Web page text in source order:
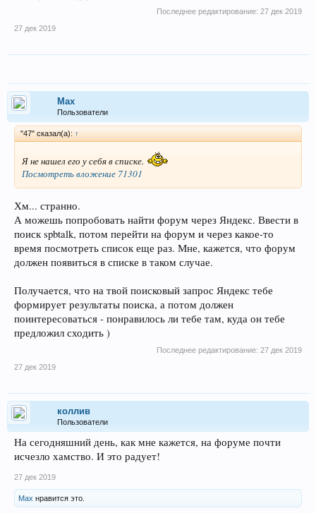
Последнее редактирование: 27 дек 2019
27 дек 2019
Max
Пользователи
"47" сказал(а): ↑
Я не нашел его у себя в списке.
Посмотреть вложение 71301
Хм... странно.
А можешь попробовать найти форум через Яндекс. Ввести в
поиск spbtalk, потом перейти на форум и через какое-то
время посмотреть список еще раз. Мне, кажется, что форум
должен появиться в списке в таком случае.
Получается, что на твой поисковый запрос Яндекс тебе
формирует результаты поиска, а потом должен
поинтересоваться - понравилось ли тебе там, куда он тебе
предложил сходить )
Последнее редактирование: 27 дек 2019
27 дек 2019
коллив
Пользователи
На сегодняшний день, как мне кажется, на форуме почти
исчезло хамство. И это радует!
27 дек 2019
Max нравится это.